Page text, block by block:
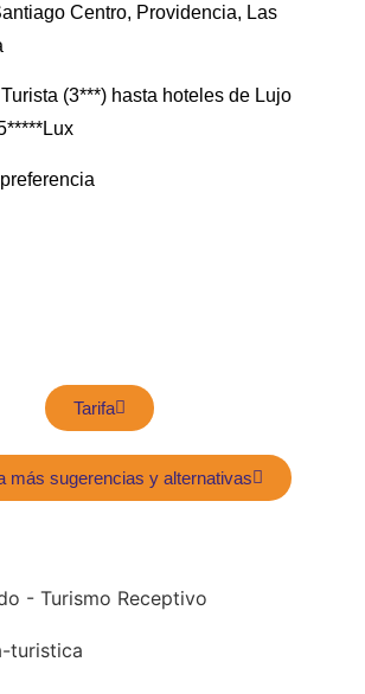
Centro, Providencia, Las
(3***) hasta hoteles de Lujo
Tarifa
más sugerencias y alternativas